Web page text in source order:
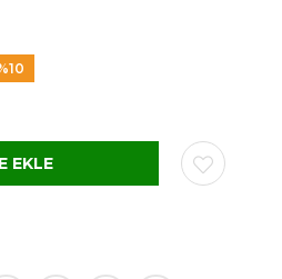
10